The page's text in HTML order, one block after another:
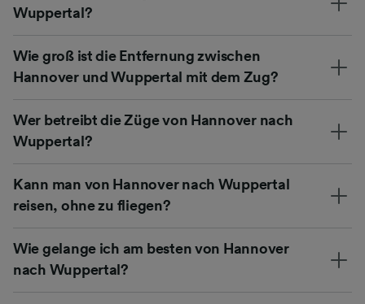
Wuppertal?
Wie groß ist die Entfernung zwischen
Hannover und Wuppertal mit dem Zug?
Wer betreibt die Züge von Hannover nach
Wuppertal?
Kann man von Hannover nach Wuppertal
reisen, ohne zu fliegen?
Wie gelange ich am besten von Hannover
nach Wuppertal?